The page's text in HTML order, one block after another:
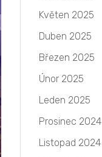
Květen 2025
Duben 2025
Březen 2025
Únor 2025
Leden 2025
Prosinec 2024
Listopad 2024